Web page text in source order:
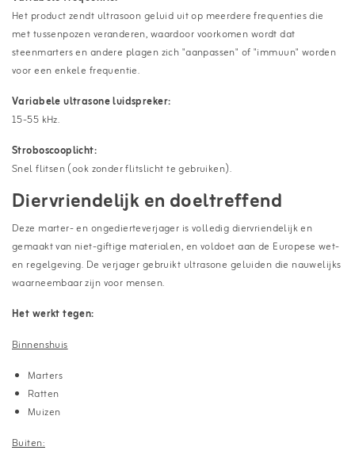
Het product zendt ultrasoon geluid uit op meerdere frequenties die
met tussenpozen veranderen, waardoor voorkomen wordt dat
steenmarters en andere plagen zich "aanpassen" of "immuun" worden
voor een enkele frequentie.
Variabele ultrasone luidspreker:
15-55 kHz.
Stroboscooplicht:
Snel flitsen (ook zonder flitslicht te gebruiken).
Diervriendelijk en doeltreffend
Deze marter- en ongedierteverjager is volledig diervriendelijk en
gemaakt van niet-giftige materialen, en voldoet aan de Europese wet-
en regelgeving. De verjager gebruikt ultrasone geluiden die nauwelijks
waarneembaar zijn voor mensen.
Het werkt tegen:
Binnenshuis
Marters
Ratten
Muizen
Buiten: